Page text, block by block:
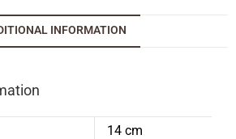
INFORMATION
14 cm